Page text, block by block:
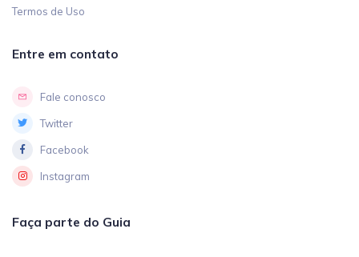
Termos de Uso
Entre em contato
Fale conosco
Twitter
Facebook
Instagram
Faça parte do Guia